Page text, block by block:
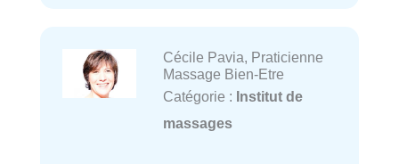
Cécile Pavia, Praticienne
Massage Bien-Etre
Catégorie : Institut de
massages